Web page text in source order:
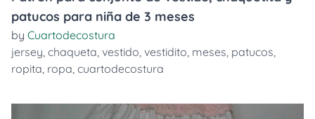
patucos para niña de 3 meses
by Cuartodecostura
jersey, chaqueta, vestido, vestidito, meses, patucos,
ropita, ropa, cuartodecostura